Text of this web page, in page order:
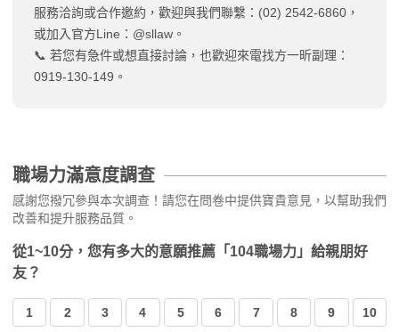
服務洽詢或合作邀約，歡迎與我們聯繫：(02) 2542-6860，
或加入官方Line：@sllaw。
📞 若您有急件或想直接討論，也歡迎來電找方一昕副理：
0919-130-149。
職場力滿意度調查
感謝您撥冗參與本次調查！請您在問卷中提供寶貴意見，以幫助我們
改善和提升服務品質。
從1~10分，您有多大的意願推薦「104職場力」給親朋好
友？
1 2 3 4 5 6 7 8 9 10